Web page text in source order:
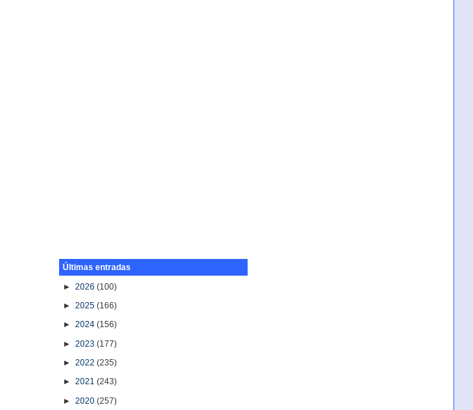
Últimas entradas
►2026(100)
►2025(166)
►2024(156)
►2023(177)
►2022(235)
►2021(243)
►2020(257)